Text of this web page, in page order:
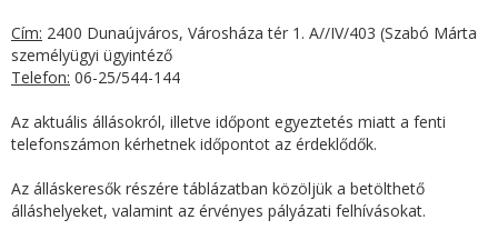
Cím: 2400 Dunaújváros, Városháza tér 1. A//IV/403 (Szabó Márta
személyügyi ügyintéző
Telefon: 06-25/544-144
Az aktuális állásokról, illetve időpont egyeztetés miatt a fenti
telefonszámon kérhetnek időpontot az érdeklődők.
Az álláskeresők részére táblázatban közöljük a betölthető
álláshelyeket, valamint az érvényes pályázati felhívásokat.